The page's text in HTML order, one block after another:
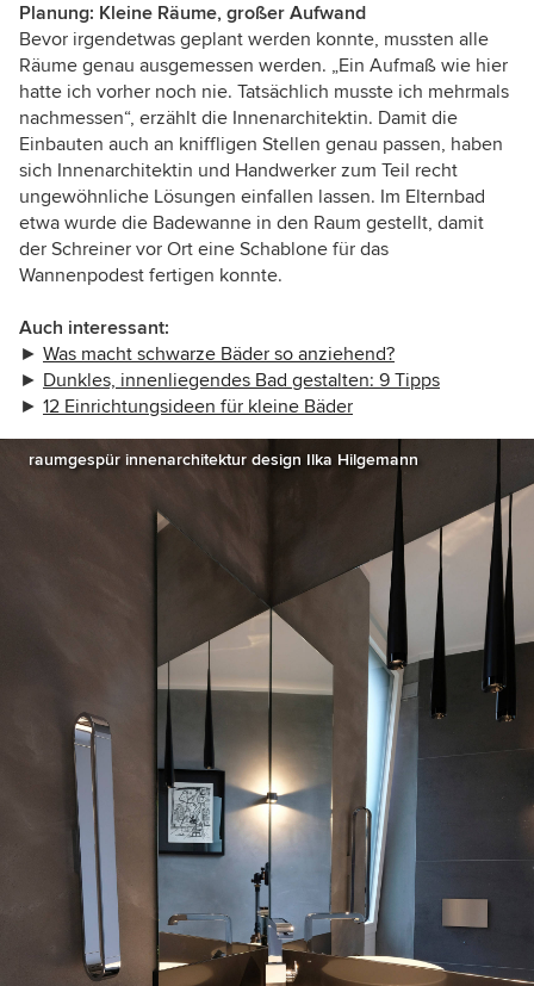
Planung: Kleine Räume, großer Aufwand
Bevor irgendetwas geplant werden konnte, mussten alle
Räume genau ausgemessen werden. „Ein Aufmaß wie hier
hatte ich vorher noch nie. Tatsächlich musste ich mehrmals
nachmessen“, erzählt die Innenarchitektin. Damit die
Einbauten auch an kniffligen Stellen genau passen, haben
sich Innenarchitektin und Handwerker zum Teil recht
ungewöhnliche Lösungen einfallen lassen. Im Elternbad
etwa wurde die Badewanne in den Raum gestellt, damit
der Schreiner vor Ort eine Schablone für das
Wannenpodest fertigen konnte.
Auch interessant:
► Was macht schwarze Bäder so anziehend?
► Dunkles, innenliegendes Bad gestalten: 9 Tipps
► 12 Einrichtungsideen für kleine Bäder
raumgespür innenarchitektur design Ilka Hilgemann